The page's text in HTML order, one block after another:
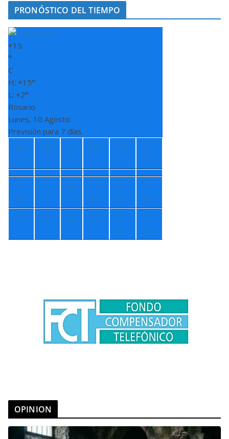
PRONÓSTICO DEL TIEMPO
+15
°
C
H: +15°
L: +2°
Rosario
Lunes, 10 Agosto
Previsión para 7 días
Ma
r
Mié
Ju
e
Vie Sáb
Do
m
+1
6°
+1
1°
+8
°
+1
4°
+1
6°
+1
6°
+5° +7° +8
°
+8° +1
2°
+1
4°
OPINION